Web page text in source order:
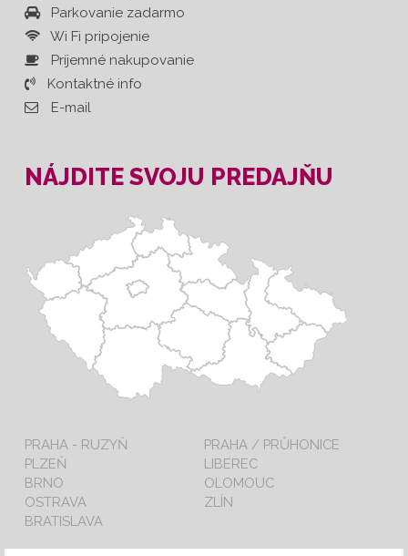
Parkovanie zadarmo
Wi Fi pripojenie
Príjemné nakupovanie
Kontaktné info
E-mail
NÁJDITE SVOJU PREDAJŇU
PRAHA - RUZYŇ
PRAHA / PRŮHONICE
PLZEŇ
LIBEREC
BRNO
OLOMOUC
OSTRAVA
ZLÍN
BRATISLAVA